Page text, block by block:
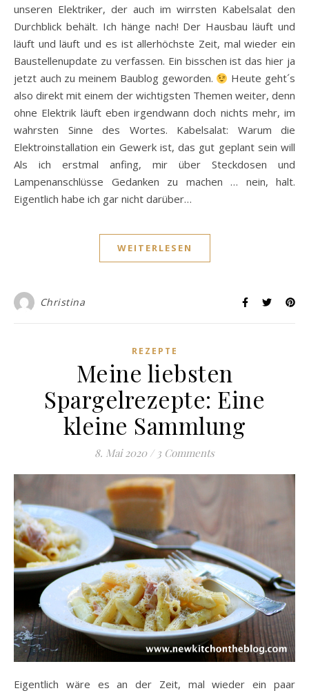
unseren Elektriker, der auch im wirrsten Kabelsalat den
Durchblick behält. Ich hänge nach! Der Hausbau läuft und
läuft und läuft und es ist allerhöchste Zeit, mal wieder ein
Baustellenupdate zu verfassen. Ein bisschen ist das hier ja
jetzt auch zu meinem Baublog geworden.
Heute geht´s
also direkt mit einem der wichtigsten Themen weiter, denn
ohne Elektrik läuft eben irgendwann doch nichts mehr, im
wahrsten Sinne des Wortes. Kabelsalat: Warum die
Elektroinstallation ein Gewerk ist, das gut geplant sein will
Als ich erstmal anfing, mir über Steckdosen und
Lampenanschlüsse Gedanken zu machen … nein, halt.
Eigentlich habe ich gar nicht darüber…
WEITERLESEN
Christina
REZEPTE
Meine liebsten
Spargelrezepte: Eine
kleine Sammlung
8. Mai 2020 / 3 Comments
Eigentlich wäre es an der Zeit, mal wieder ein paar